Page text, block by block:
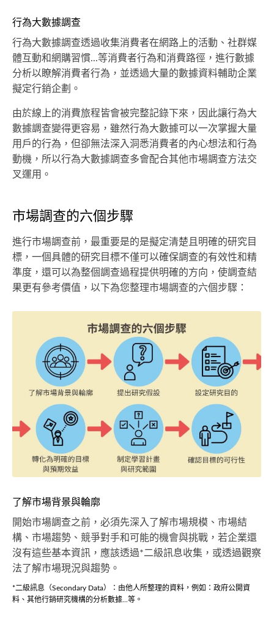
行為大數據調查
行為大數據調查透過收集消費者在網路上的活動、社群媒
體互動和網購習慣...等消費者行為和消費路徑，進行數據
分析以瞭解消費者行為，並透過大量的數據資料輔助企業
擬定行銷企劃。
由於線上的消費旅程皆會被完整記錄下來，因此讓行為大
數據調查變得更容易，雖然行為大數據可以一次掌握大量
用戶的行為，但卻無法深入洞悉消費者的內心想法和行為
動機，所以行為大數據調查多會配合其他市場調查方法交
叉運用。
市場調查的六個步驟
進行市場調查前，最重要是的是擬定清楚且明確的研究目
標，一個具體的研究目標不僅可以確保調查的有效性和精
準度，還可以為整個調查過程提供明確的方向，使調查結
果更有參考價值，以下為您整理市場調查的六個步驟：
了解市場背景與輪廓
開始市場調查之前，必須先深入了解市場規模、市場結
構、市場趨勢、競爭對手和可能的機會與挑戰，若企業還
沒有這些基本資訊，應該透過*二級訊息收集，或透過觀察
法了解市場現況與趨勢。
*二級訊息（Secondary Data）：由他人所整理的資料，例如：政府公開資
料、其他行銷研究機構的分析數據...等。